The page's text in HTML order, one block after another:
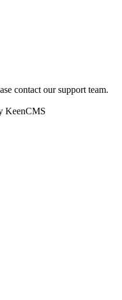
contact our support team.
KeenCMS